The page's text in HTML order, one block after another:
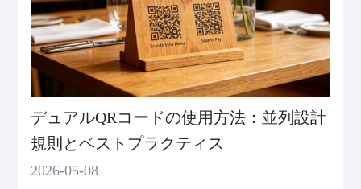
デュアルQRコードの使用方法：並列設計
規則とベストプラクティス
2026-05-08